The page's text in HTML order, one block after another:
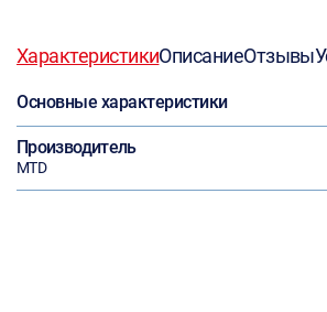
ХарактеристикиОписаниеОтзывы
Основные характеристики
Производитель
MTD